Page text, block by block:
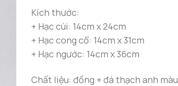
Kích thước:
+ Hạc cúi: 14cm x 24cm
+ Hạc cong cổ: 14cm x 31cm
+ Hạc ngước: 14cm x 36cm
Chất liệu: đồng + đá thạch anh màu